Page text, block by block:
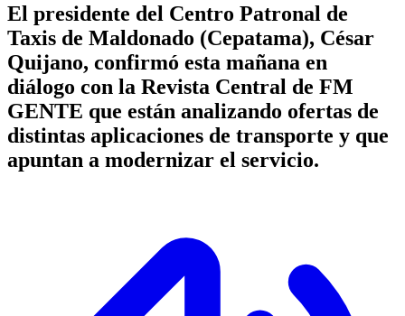
El presidente del Centro Patronal de
Taxis de Maldonado (Cepatama), César
Quijano, confirmó esta mañana en
diálogo con la Revista Central de FM
GENTE que están analizando ofertas de
distintas aplicaciones de transporte y que
apuntan a modernizar el servicio.